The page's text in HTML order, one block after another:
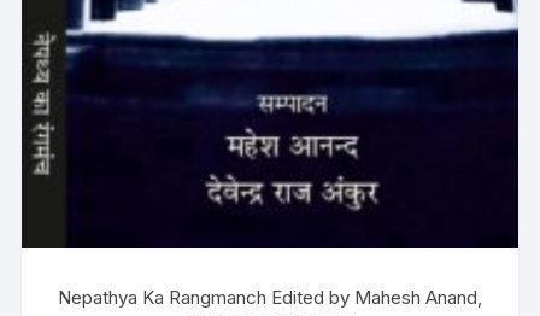
Nepathya Ka Rangmanch Edited by Mahesh Anand,